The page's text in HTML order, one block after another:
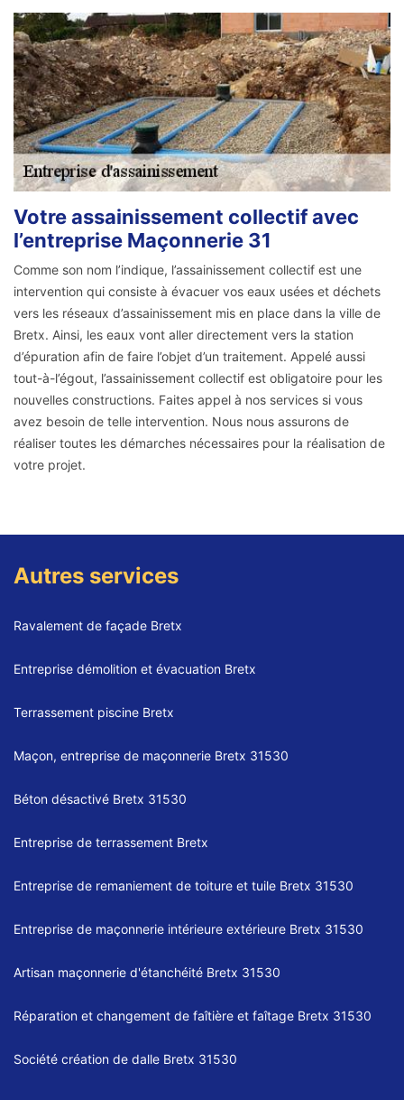
Votre assainissement collectif avec
l’entreprise Maçonnerie 31
Comme son nom l’indique, l’assainissement collectif est une
intervention qui consiste à évacuer vos eaux usées et déchets
vers les réseaux d’assainissement mis en place dans la ville de
Bretx. Ainsi, les eaux vont aller directement vers la station
d’épuration afin de faire l’objet d’un traitement. Appelé aussi
tout-à-l’égout, l’assainissement collectif est obligatoire pour les
nouvelles constructions. Faites appel à nos services si vous
avez besoin de telle intervention. Nous nous assurons de
réaliser toutes les démarches nécessaires pour la réalisation de
votre projet.
Autres services
Ravalement de façade Bretx
Entreprise démolition et évacuation Bretx
Terrassement piscine Bretx
Maçon, entreprise de maçonnerie Bretx 31530
Béton désactivé Bretx 31530
Entreprise de terrassement Bretx
Entreprise de remaniement de toiture et tuile Bretx 31530
Entreprise de maçonnerie intérieure extérieure Bretx 31530
Artisan maçonnerie d'étanchéité Bretx 31530
Réparation et changement de faîtière et faîtage Bretx 31530
Société création de dalle Bretx 31530